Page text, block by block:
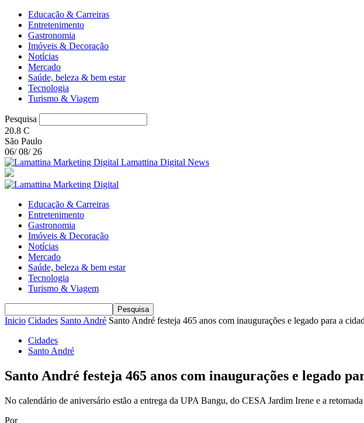
Educação & Carreiras
Entretenimento
Gastronomia
Imóveis & Decoração
Notícias
Mercado
Saúde, beleza & bem estar
Tecnologia
Turismo & Viagem
Pesquisa
20.8 C
São Paulo
06/ 08/ 26
Lamattina Digital News
Educação & Carreiras
Entretenimento
Gastronomia
Imóveis & Decoração
Notícias
Mercado
Saúde, beleza & bem estar
Tecnologia
Turismo & Viagem
Inicio Cidades Santo André Santo André festeja 465 anos com inaugurações e legado para a
Cidades
Santo André
Santo André festeja 465 anos com inaugurações e legado
No calendário de aniversário estão a entrega da UPA Bangu, do CESA Jardim Irene e a
Por